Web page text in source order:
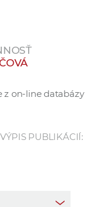
p
c
í
z on-line databázy
PUBLIKÁCIÍ: